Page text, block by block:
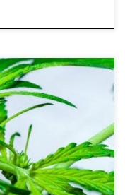
zrobić, gdy
do uprawy?
czasami nie masz
wypuszczać pąki i
i jak je prawidłowo
Rośliny […]